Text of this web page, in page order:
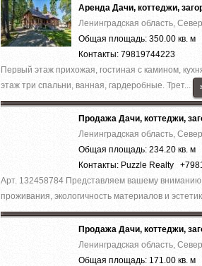
Аренда Дачи, коттеджи,
Ленинградская область,
Общая площадь: 350.00 кв. м
Контакты: 79819744223
Первый этаж прихожая, гостиная с камином,
этаж три спальни, ванная, гардеробные. Трет...
Продажа Дачи, коттеджи,
Ленинградская область,
Общая площадь: 234.20 кв. м
Контакты: Puzzle Realty
Арт. 132458784 Представляем вашему вниманию
проживания, экологичность материалов и
Продажа Дачи, коттеджи,
Ленинградская область,
Общая площадь: 171.00 кв. м